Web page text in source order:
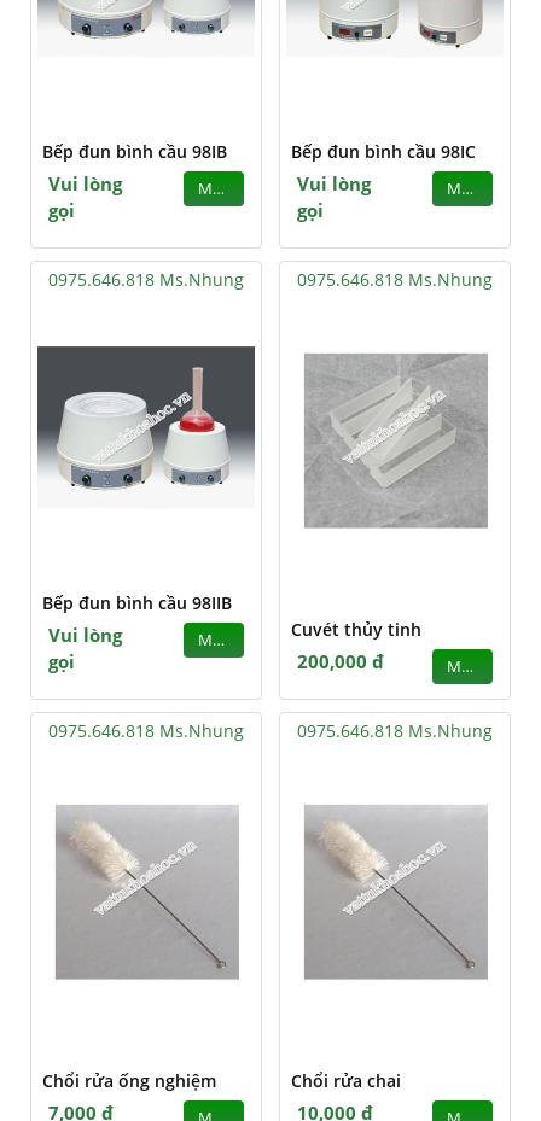
Bếp đun bình cầu 98IB
Vui lòng
gọi
MUA
Bếp đun bình cầu 98IC
Vui lòng
gọi
MUA
0975.646.818 Ms.Nhung
Bếp đun bình cầu 98IIB
Vui lòng
gọi
MUA
0975.646.818 Ms.Nhung
Cuvét thủy tinh
200,000 đ MUA
0975.646.818 Ms.Nhung
Chổi rửa ống nghiệm
7,000 đ
0975.646.818 Ms.Nhung
Chổi rửa chai
10,000 đ